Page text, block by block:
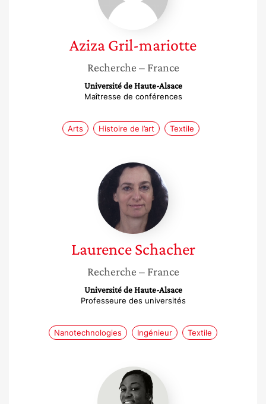
AzizaGril-mariotte
Recherche – France
Université de Haute-Alsace
Maîtresse de conférences
Arts Histoire de l’art Textile
Laurence
Schacher
Laurence Schacher
Recherche – France
Université de Haute-Alsace
Professeure des universités
Nanotechnologies Ingénieur Textile
Massira
Touré